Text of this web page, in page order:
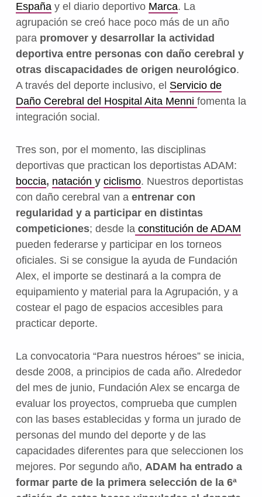
Españay el diario deportivo Marca. La
agrupación se creó hace poco más de un año
para promover y desarrollar la actividad
deportiva entre personas con daño cerebral y
otras discapacidades de origen neurológico.
A través del deporte inclusivo, el Servicio de
Daño Cerebral del Hospital Aita Menni fomenta la
integración social.
Tres son, por el momento, las disciplinas
deportivas que practican los deportistas ADAM:
boccia, natación y ciclismo. Nuestros deportistas
con daño cerebral van a entrenar con
regularidad y a participar en distintas
competiciones; desde laconstitución de ADAM
pueden federarse y participar en los torneos
oficiales. Si se consigue la ayuda de Fundación
Alex, el importe se destinará a la compra de
equipamiento y material para la Agrupación, y a
costear el pago de espacios accesibles para
practicar deporte.
La convocatoria “Para nuestros héroes” se inicia,
desde 2008, a principios de cada año. Alrededor
del mes de junio, Fundación Alex se encarga de
evaluar los proyectos, comprueba que cumplen
con las bases establecidas y forma un jurado de
personas del mundo del deporte y de las
capacidades diferentes para que seleccionen los
mejores. Por segundo año, ADAM ha entrado a
formar parte de la primera selección de la 6ª